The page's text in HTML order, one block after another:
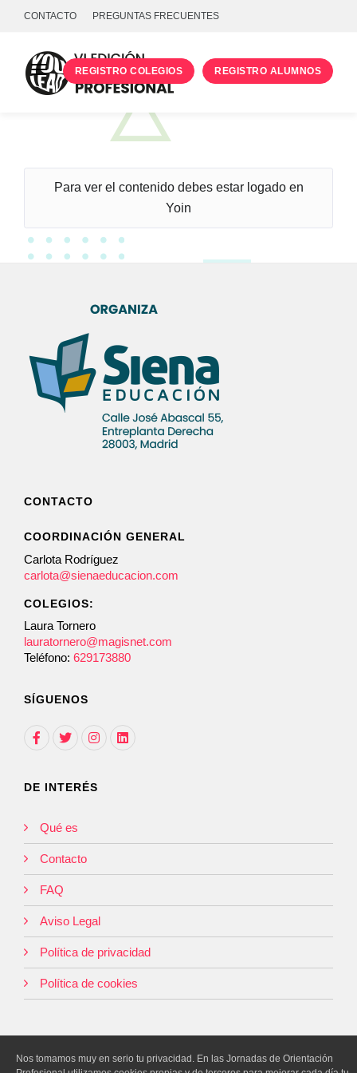
CONTACTO PREGUNTAS FRECUENTES
REGISTRO COLEGIOS REGISTRO ALUMNOS
Para ver el contenido debes estar logado en
Yoin
CONTACTO
COORDINACIÓN GENERAL
Carlota Rodríguez
carlota@sienaeducacion.com
COLEGIOS:
Laura Tornero
lauratornero@magisnet.com
Teléfono: 629173880
SÍGUENOS
DE INTERÉS
Qué es
Contacto
FAQ
Aviso Legal
Política de privacidad
Política de cookies
Nos tomamos muy en serio tu privacidad. En las Jornadas de Orientación